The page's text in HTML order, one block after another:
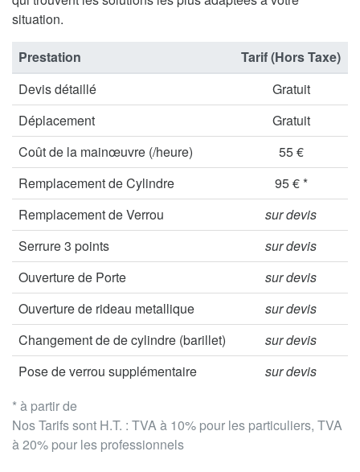
situation.
* à partir de
Nos Tarifs sont H.T. : TVA à 10% pour les particuliers, TVA
à 20% pour les professionnels
Prestation
Tarif (Hors Taxe)
Devis détaillé
Gratuit
Déplacement
Gratuit
Coût de la mainœuvre (/heure)
55 €
Remplacement de Cylindre
95 € *
Remplacement de Verrou
sur devis
Serrure 3 points
sur devis
Ouverture de Porte
sur devis
Ouverture de rideau metallique
sur devis
Changement de de cylindre (barillet)
sur devis
Pose de verrou supplémentaire
sur devis